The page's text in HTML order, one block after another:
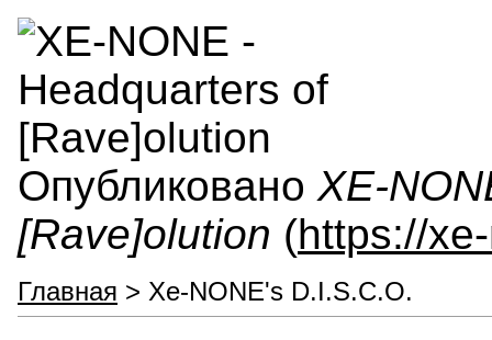
Опубликовано XE-
[Rave]olution (https://
Главная > Xe-NONE's D.I.S.C.O.